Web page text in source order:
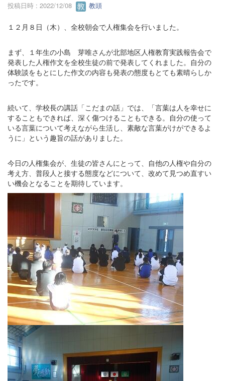
投稿日時 : 2022/12/08 教頭
１２月８日（木）、全校朝会で人権集会を行いました。
まず、１年生の小島 芽唯さんが北部地区人権教育実践報告会で
発表した人権作文を全校生徒の前で発表してくれました。自分の
体験談をもとにした作文の内容も発表の態度もとても素晴らしか
ったです。
続いて、学校長の講話「こだまの話」では、「言葉は人を幸せに
することもできれば、深く傷つけることもできる。自分の使って
いる言葉について考えながら生活し、素敵な言葉がけができるよ
うに」という趣旨の話がありました。
今日の人権集会が、生徒の皆さんにとって、自他の人権や自分の
考え方、普段人と接する態度などについて、改めて見つめ直すい
い機会となることを期待しています。